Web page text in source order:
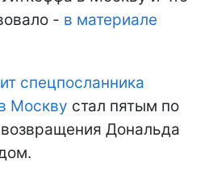
- в материале
спецпосланника
Москву стал пятым по
Дональда